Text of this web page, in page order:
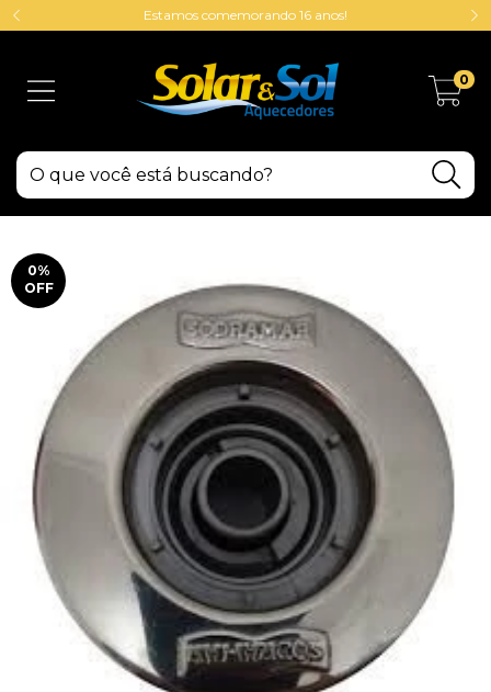
Estamos comemorando 16 anos!
0
0%
OFF